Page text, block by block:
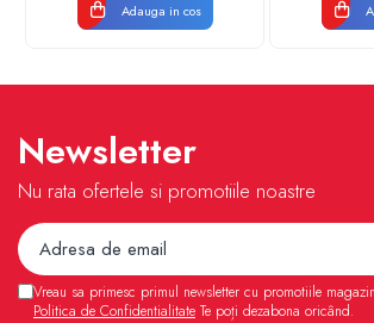
Adauga in cos
Newsletter
Nu rata ofertele si promotiile noastre
Vreau sa primesc primul newsletter cu promotiile
Politica de Confidentialitate Te poți dezabona oricând.